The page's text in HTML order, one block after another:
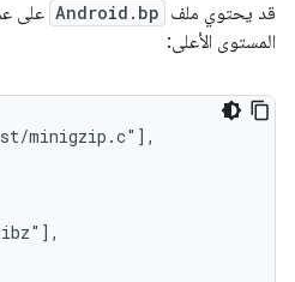
قد يحتوي ملف Android.bp على
المستوى الأعلى:
minigzip.c"],